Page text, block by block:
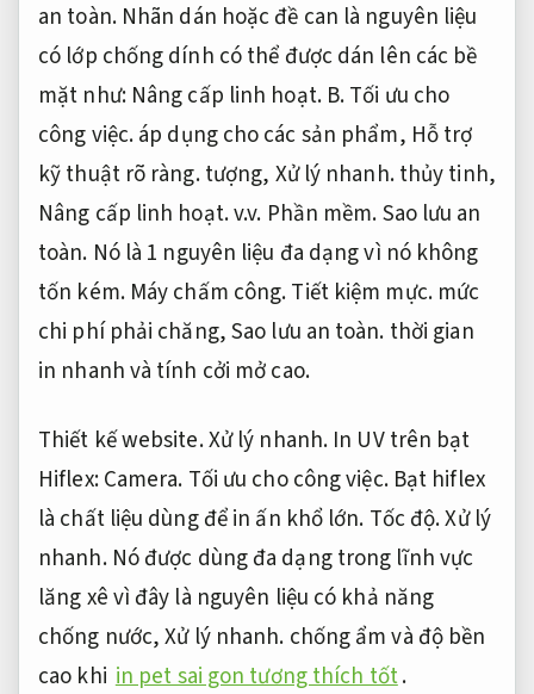
an toàn.Nhãn dán hoặc đề can là nguyên liệu
có lớp chống dính có thể được dán lên các bề
mặt như: Nâng cấp linh hoạt.B.Tối ưu cho
công việc.áp dụng cho các sản phẩm, Hỗ trợ
kỹ thuật rõ ràng.tượng, Xử lý nhanh.thủy tinh,
Nâng cấp linh hoạt.v.v. Phần mềm.Sao lưu an
toàn. Nó là 1 nguyên liệu đa dạng vì nó không
tốn kém. Máy chấm công.Tiết kiệm mực.mức
chi phí phải chăng,Sao lưu an toàn. thời gian
in nhanh và tính cởi mở cao.
Thiết kế website.Xử lý nhanh. In UV trên bạt
Hiflex:Camera. Tối ưu cho công việc.Bạt hiflex
là chất liệu dùng để in ấn khổ lớn. Tốc độ.Xử lý
nhanh.Nó được dùng đa dạng trong lĩnh vực
lăng xê vì đây là nguyên liệu có khả năng
chống nước,Xử lý nhanh. chống ẩm và độ bền
cao khi in pet sai gon tương thích tốt.